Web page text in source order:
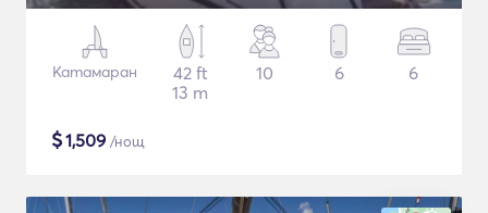
Катамаран
42 ft
13 m
10 6 6
$1,509 /нощ